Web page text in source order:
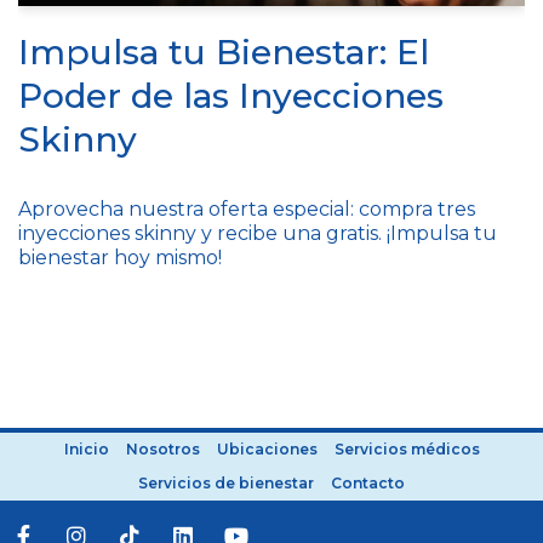
Impulsa tu Bienestar: El
Poder de las Inyecciones
Skinny
Aprovecha nuestra oferta especial: compra tres
inyecciones skinny y recibe una gratis. ¡Impulsa tu
bienestar hoy mismo!
Inicio Nosotros Ubicaciones
Servicios médicos
Servicios de bienestar
Contacto